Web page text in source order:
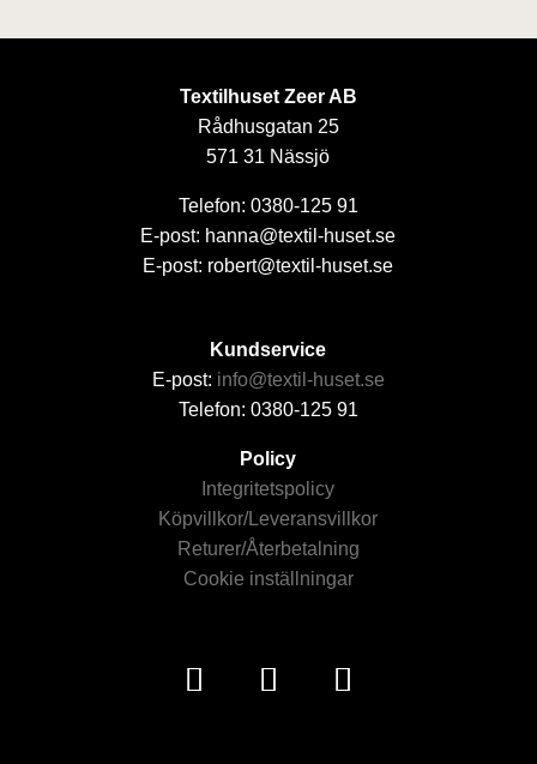
Textilhuset Zeer AB
Rådhusgatan 25
571 31 Nässjö
Telefon: 0380-125 91
E-post: hanna@textil-huset.se
E-post: robert@textil-huset.se
Kundservice
E-post: info@textil-huset.se
Telefon: 0380-125 91
Policy
Integritetspolicy
Köpvillkor/Leveransvillkor
Returer/Återbetalning
Cookie inställningar